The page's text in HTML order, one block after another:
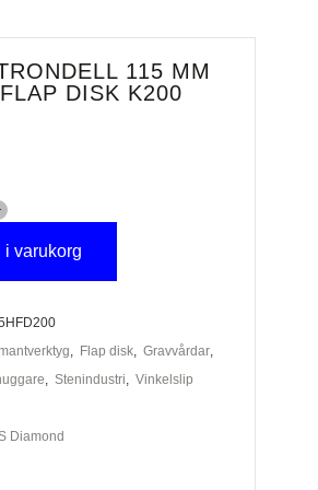
115 MM
DISK K200
i varukorg
, Flap disk, Gravvårdar,
, Stenindustri, Vinkelslip
Diamond